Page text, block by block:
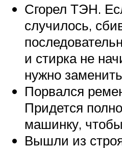
Сгорел ТЭН.
случилось,
и стирка не
нужно
Порвался
Придется
машинку,
Вышли из